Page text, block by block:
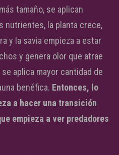
tamaño, se aplican
nutrientes, la planta crece,
y la savia empieza a estar
y genera olor que atrae
aplica mayor cantidad de
benéfica. Entonces, lo
a hacer una transición
empieza a ver predadores